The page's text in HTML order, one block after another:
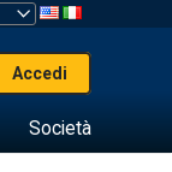
Accedi
Società